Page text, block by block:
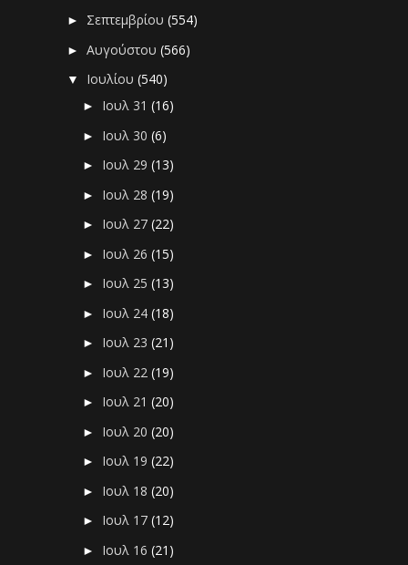
► Σεπτεμβρίου(554)
►Αυγούστου(566)
▼ Ιουλίου(540)
► Ιουλ 31(16)
► Ιουλ 30(6)
► Ιουλ 29(13)
► Ιουλ 28(19)
► Ιουλ 27(22)
► Ιουλ 26(15)
► Ιουλ 25(13)
► Ιουλ 24(18)
► Ιουλ 23(21)
► Ιουλ 22(19)
► Ιουλ 21(20)
► Ιουλ 20(20)
► Ιουλ 19(22)
► Ιουλ 18(20)
► Ιουλ 17(12)
► Ιουλ 16(21)